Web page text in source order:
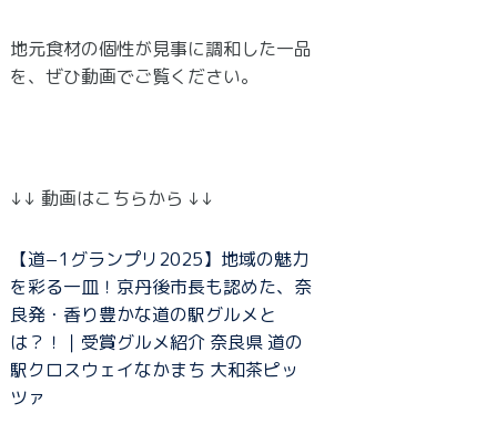
地元食材の個性が見事に調和した一品
を、ぜひ動画でご覧ください。
↓↓ 動画はこちらから ↓↓
【道−1グランプリ2025】地域の魅力
を彩る一皿！京丹後市長も認めた、奈
良発・香り豊かな道の駅グルメと
は？！｜受賞グルメ紹介 奈良県 道の
駅クロスウェイなかまち 大和茶ピッ
ツァ